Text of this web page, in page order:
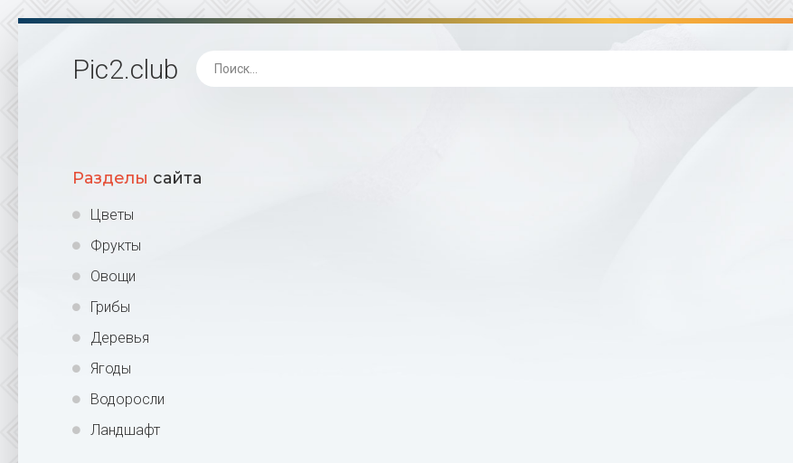
Pic2.club
Разделы сайта
Цветы
Фрукты
Овощи
Грибы
Деревья
Ягоды
Водоросли
Ландшафт